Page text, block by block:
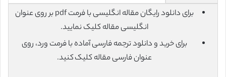
برای دانلود رایگان مقاله انگلیسی با فرمت pdf بر روی عنوان
انگلیسی مقاله کلیک نمایید.
برای خرید و دانلود ترجمه فارسی آماده با فرمت ورد، روی
عنوان فارسی مقاله کلیک کنید.